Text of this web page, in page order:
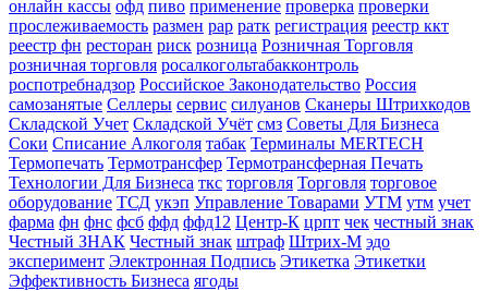
онлайн кассы офд пиво применение проверка проверки
прослеживаемость размен рар ратк регистрация реестр ккт
реестр фн ресторан риск розница Розничная Торговля
розничная торговля росалкогольтабакконтроль
роспотребнадзор Российское Законодательство Россия
самозанятые Селлеры сервис силуанов Сканеры Штрихкодов
Складской Учет Складской Учёт смз Советы Для Бизнеса
Соки Списание Алкоголя табак Терминалы MERTECH
Термопечать Термотрансфер Термотрансферная Печать
Технологии Для Бизнеса ткс торговля Торговля торговое
оборудование ТСД укэп Управление Товарами УТМ утм учет
фарма фн фнс фсб ффд ффд12 Центр-К црпт чек честный знак
Честный ЗНАК Честный знак штраф Штрих-М эдо
эксперимент Электронная Подпись Этикетка Этикетки
Эффективность Бизнеса ягоды